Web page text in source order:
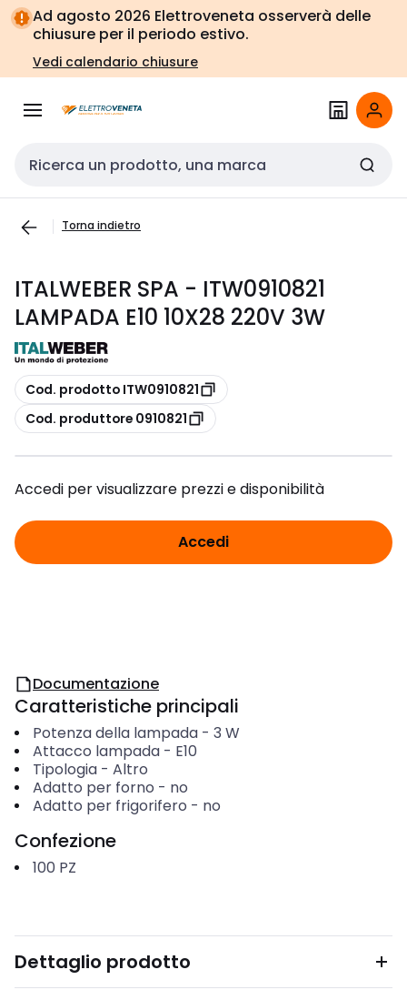
Vai alla
navigazione
Vai
alla
pagina
Ad agosto 2026 Elettroveneta osserverà delle
chiusure per il periodo estivo.
Vedi calendario chiusure
Cerca input
Torna indietro
ITALWEBER SPA - ITW0910821
LAMPADA E10 10X28 220V 3W
copia
Cod. prodotto ITW0910821
copia
Cod. produttore 0910821
Accedi per visualizzare prezzi e disponibilità
Accedi
Documentazione
Caratteristiche principali
Potenza della lampada- 3 W
Attacco lampada- E10
Tipologia- Altro
Adatto per forno - no
Adatto per frigorifero - no
Confezione
100 PZ
Dettaglio prodotto